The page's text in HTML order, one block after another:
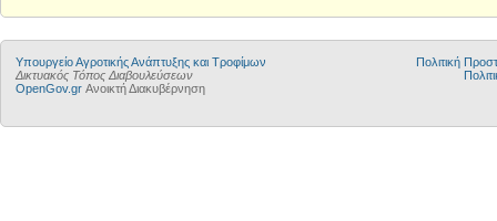
Υπουργείο Αγροτικής Ανάπτυξης και Τροφίμων
Δικτυακός Τόπος Διαβουλεύσεων
OpenGov.gr Ανοικτή Διακυβέρνηση
Πολιτική